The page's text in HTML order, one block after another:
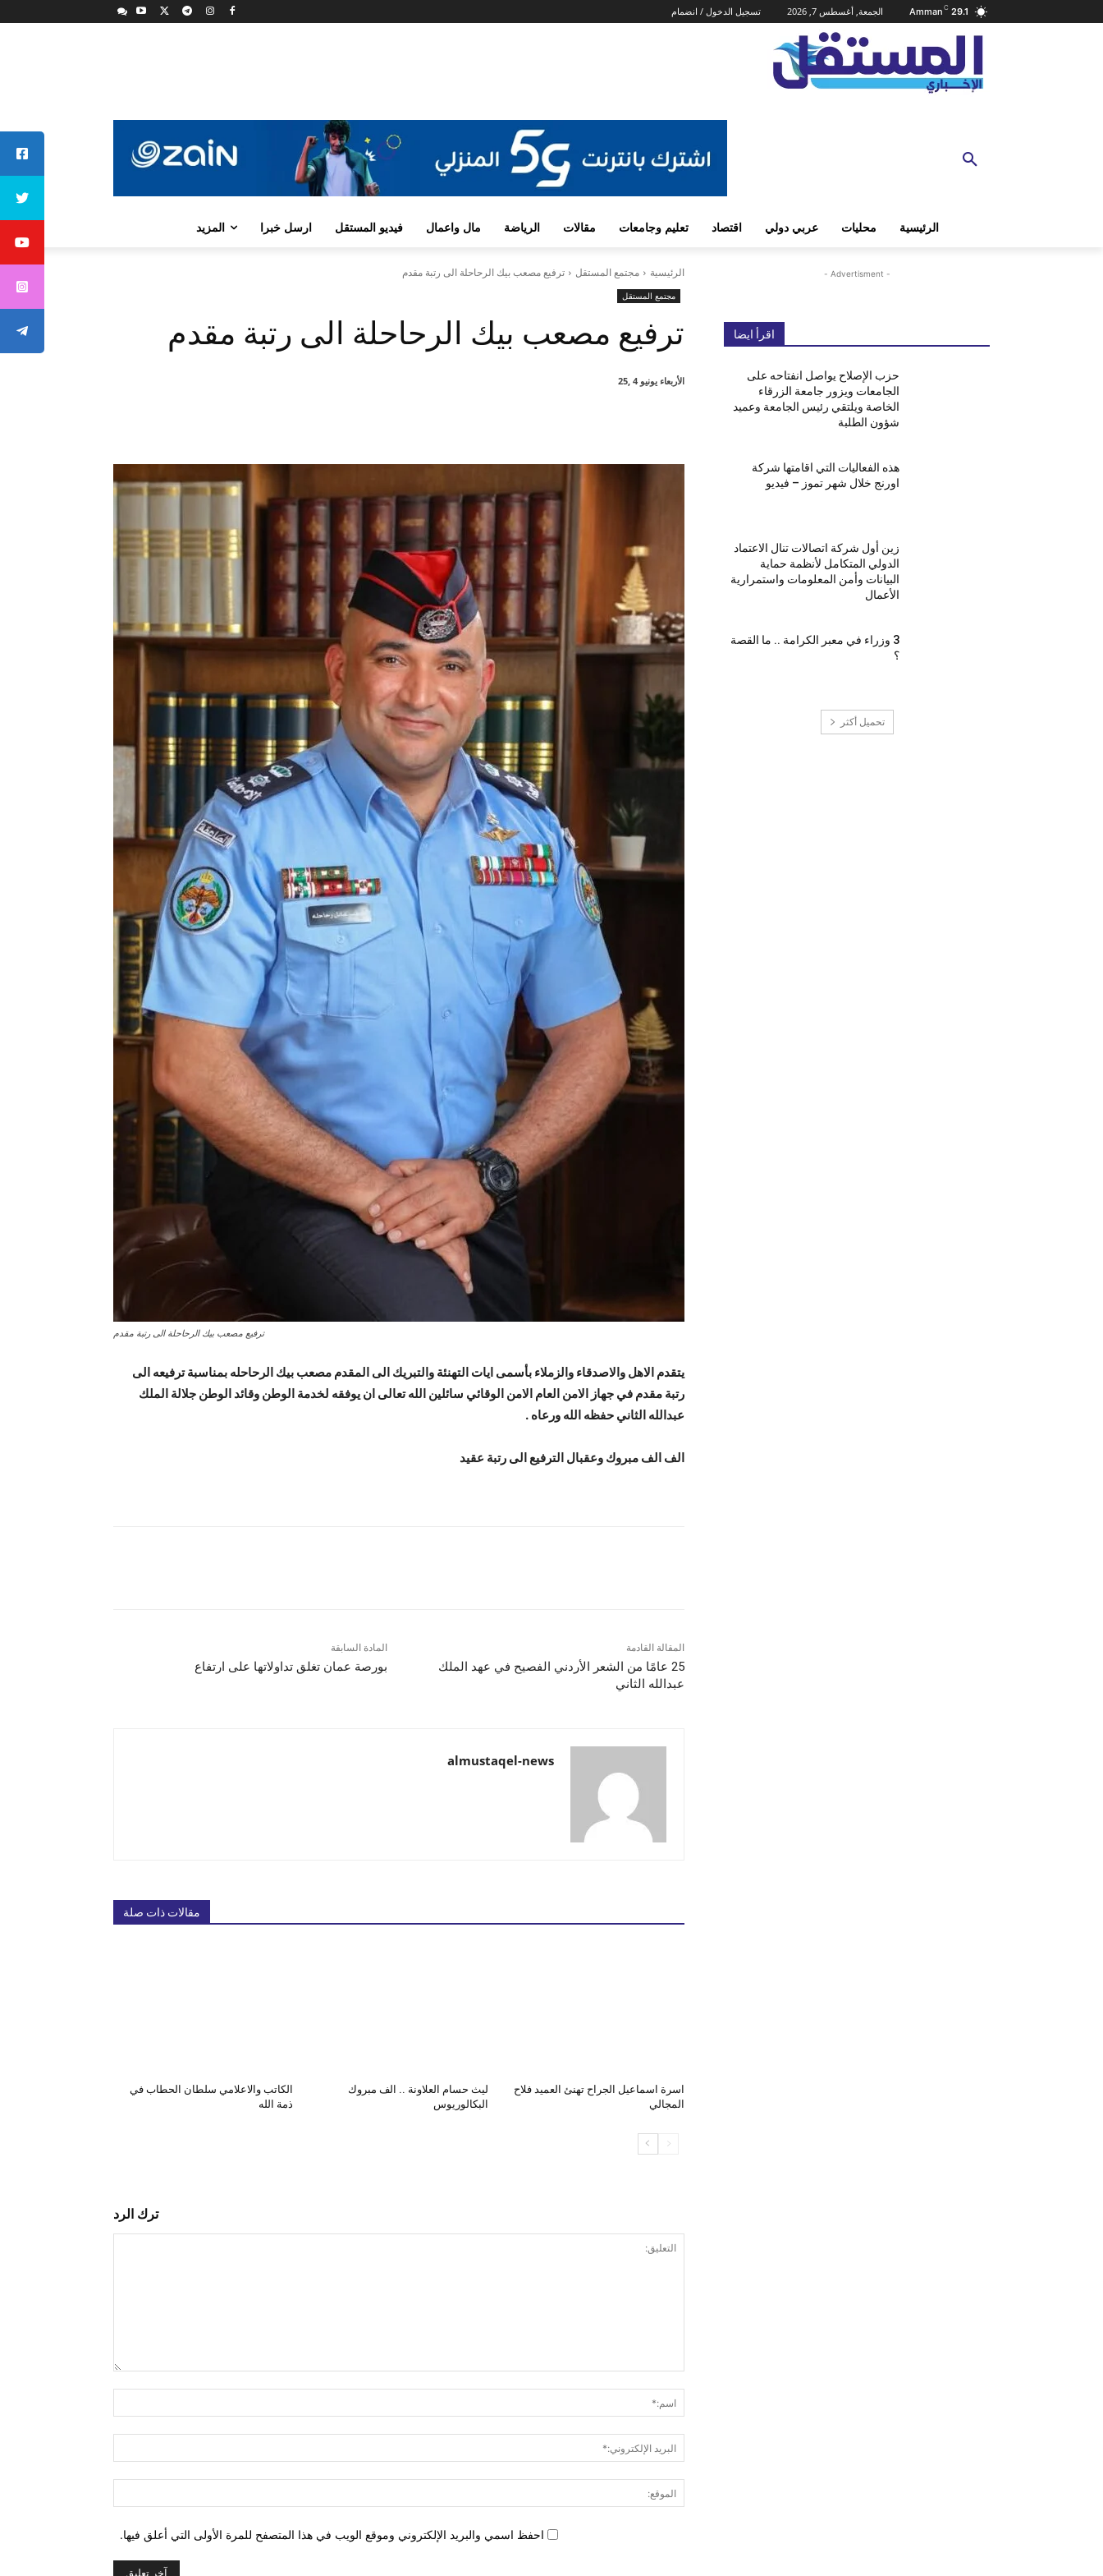
29.1
C
Amman الجمعة, أغسطس 7, 2026 تسجيل الدخول / انضمام
الرئيسية محليات عربي دولي اقتصاد تعليم وجامعات مقالات الرياضة مال واعمال فيديو المستقل ارسل خبرا المزيد
الرئيسية مجتمع المستقل ترفيع مصعب بيك الرحاحلة الى رتبة مقدم
مجتمع المستقل
ترفيع مصعب بيك الرحاحلة الى رتبة مقدم
الأربعاء يونيو 4 ,25
ترفيع مصعب بيك الرحاحلة الى رتبة مقدم
يتقدم الاهل والاصدقاء والزملاء بأسمى ايات التهنئة والتبريك الى المقدم مصعب بيك الرحاحله بمناسبة ترفيعه الى
رتبة مقدم في جهاز الامن العام الامن الوقائي سائلين الله تعالى ان يوفقه لخدمة الوطن وقائد الوطن جلالة الملك
عبدالله الثاني حفظه الله ورعاه .
الف الف مبروك وعقبال الترفيع الى رتبة عقيد
المادة السابقة
بورصة عمان تغلق تداولاتها على ارتفاع
المقالة القادمة
25 عامًا من الشعر الأردني الفصيح في عهد الملك
عبدالله الثاني
almustaqel-news
مقالات ذات صلة
اسرة اسماعيل الجراح تهنئ العميد فلاح
المجالي
ليث حسام العلاونة .. الف مبروك
البكالوريوس
الكاتب والاعلامي سلطان الحطاب في
ذمة الله
ترك الرد
الإلكتروني:*
احفظ اسمي والبريد الإلكتروني وموقع الويب في هذا المتصفح للمرة الأولى التي أعلق فيها.
- Advertisment -
اقرأ ايضا
حزب الإصلاح يواصل انفتاحه على
الجامعات ويزور جامعة الزرقاء
الخاصة ويلتقي رئيس الجامعة وعميد
شؤون الطلبة
هذه الفعاليات التي اقامتها شركة
اورنج خلال شهر تموز – فيديو
زين أول شركة اتصالات تنال الاعتماد
الدولي المتكامل لأنظمة حماية
البيانات وأمن المعلومات واستمرارية
الأعمال
3 وزراء في معبر الكرامة .. ما القصة
؟
تحميل أكثر